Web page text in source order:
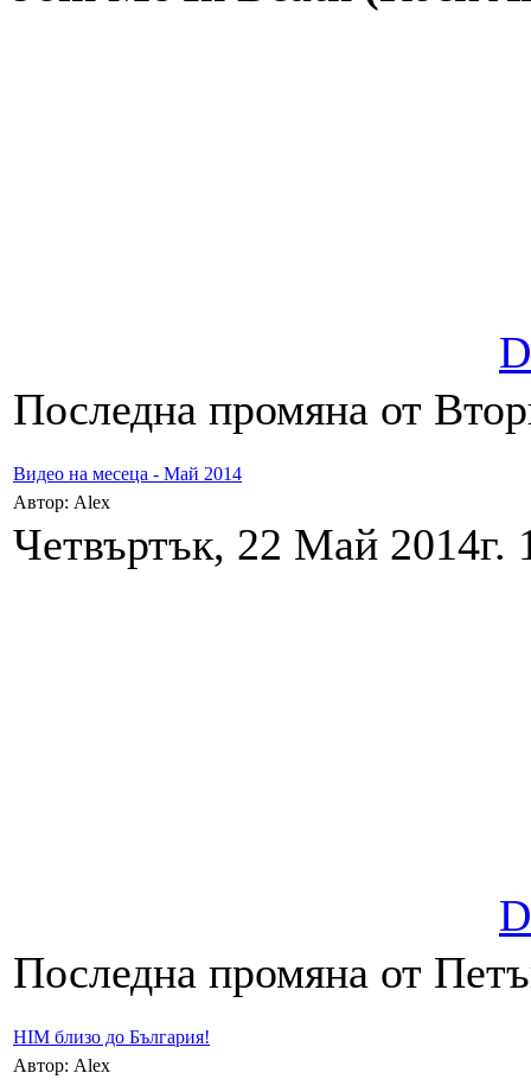
Последна промяна от
Видео на месеца - Май 2014
Автор: Alex
Четвъртък, 22 Май 2014г.
Последна промяна от
HIM близо до България!
Автор: Alex